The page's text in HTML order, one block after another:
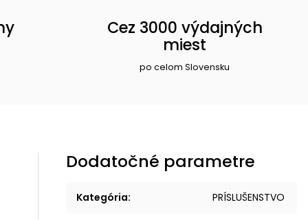
Cez 3000 výdajných
miest
po celom Slovensku
Dodatočné parametre
Kategória: PRÍSLUŠENSTVO